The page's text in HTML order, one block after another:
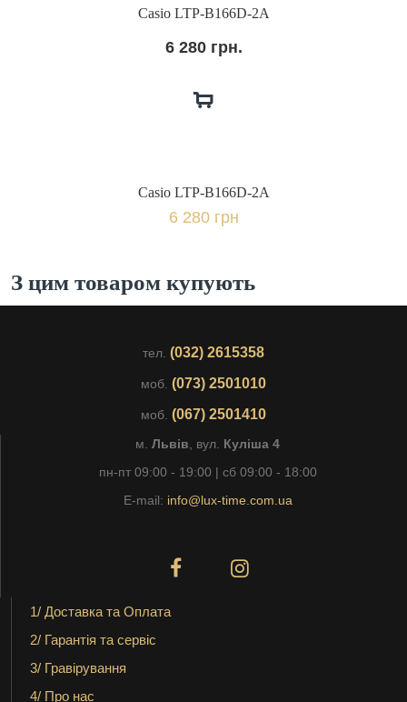
Casio LTP-B166D-2A
6 280 грн.
Casio LTP-B166D-2A
6 280 грн
З цим товаром купують
тел. (032) 2615358
моб. (073) 2501010
моб. (067) 2501410
м. Львів , вул. Куліша 4
пн-пт 09:00 - 19:00 | сб 09:00 - 18:00
E-mail: info@lux-time.com.ua
1/ Доставка та Оплата
2/ Гарантія та сервіс
3/ Гравірування
4/ Про нас